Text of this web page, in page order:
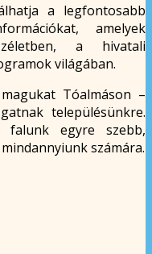
a legfontosabb
amelyek
a hivatali
világában.
Tóalmáson –
településünkre.
falunk egyre szebb,
számára.